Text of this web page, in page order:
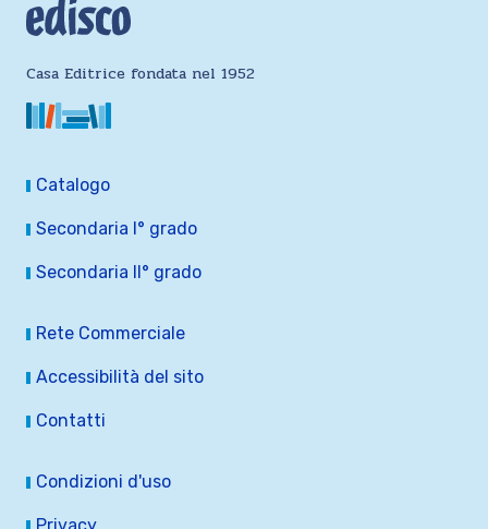
Casa Editrice fondata nel 1952
Catalogo
Secondaria I° grado
Secondaria II° grado
Rete Commerciale
Accessibilità del sito
Contatti
Condizioni d'uso